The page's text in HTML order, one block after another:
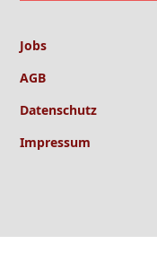
Jobs
AGB
Datenschutz
Impressum